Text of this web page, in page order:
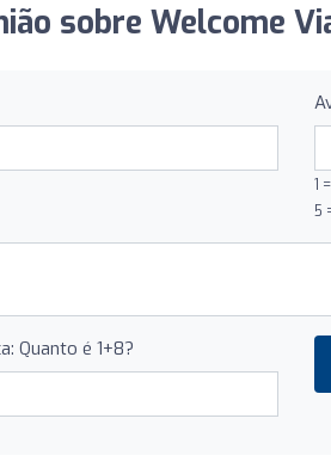
sobre Welcome
1
5
Quanto é 1+8?